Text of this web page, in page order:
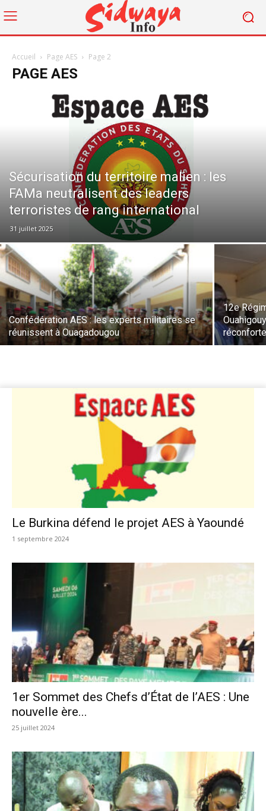
Accueil Page AES Page 2
PAGE AES
Sécurisation du territoire malien : les
FAMa neutralisent des leaders
terroristes de rang international
31 juillet 2025
Confédération AES : les experts militaires se
réunissent à Ouagadougou
12e
Le Burkina défend le projet AES à Yaoundé
1 septembre 2024
1er Sommet des Chefs d’État de l’AES : Une
nouvelle ère...
25 juillet 2024